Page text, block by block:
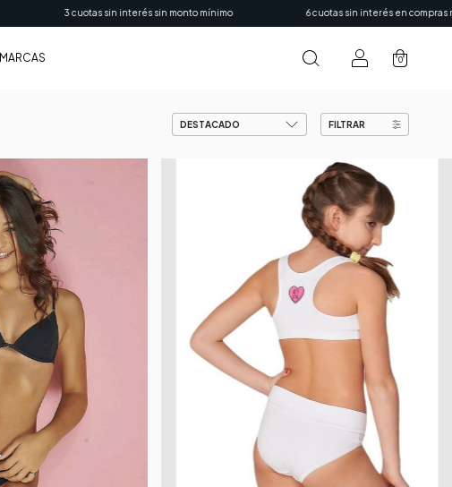
3 cuotas sin interés sin monto mínimo 6 cuotas sin interés en compras mayores a
MARCAS 0
FILTRAR